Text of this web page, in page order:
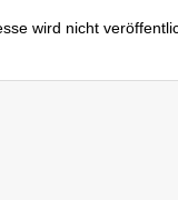
wird nicht